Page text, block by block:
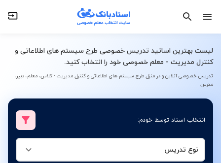
لیست بهترین اساتید تدریس خصوصی طرح سیستم های اطلاعاتی و
کنترل مدیریت - معلم خصوصی خود را انتخاب کنید.
تدریس خصوصی آنلاین و در منزل طرح سیستم های اطلاعاتی و کنترل مدیریت - کلاس، معلم، دبیر،
مدرس
انتخاب استاد توسط خودم:
نوع تدریس